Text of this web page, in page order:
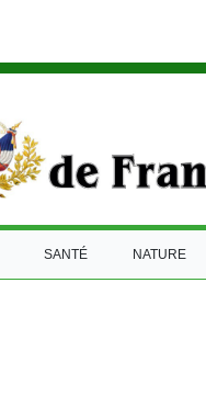
SANTÉ NATURE